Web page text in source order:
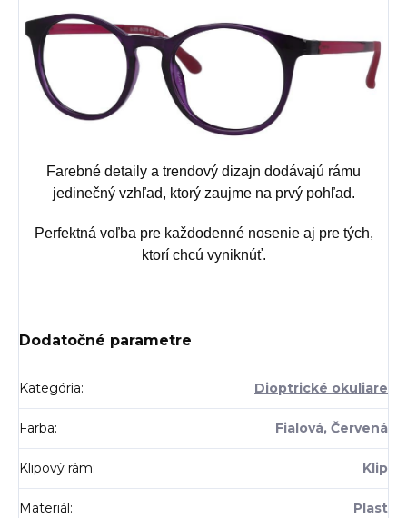
Farebné detaily a trendový dizajn dodávajú rámu
jedinečný vzhľad, ktorý zaujme na prvý pohľad.
Perfektná voľba pre každodenné nosenie aj pre tých,
ktorí chcú vyniknúť.
Dodatočné parametre
Kategória: Dioptrické okuliare
Farba: Fialová, Červená
Klipový rám: Klip
Materiál: Plast